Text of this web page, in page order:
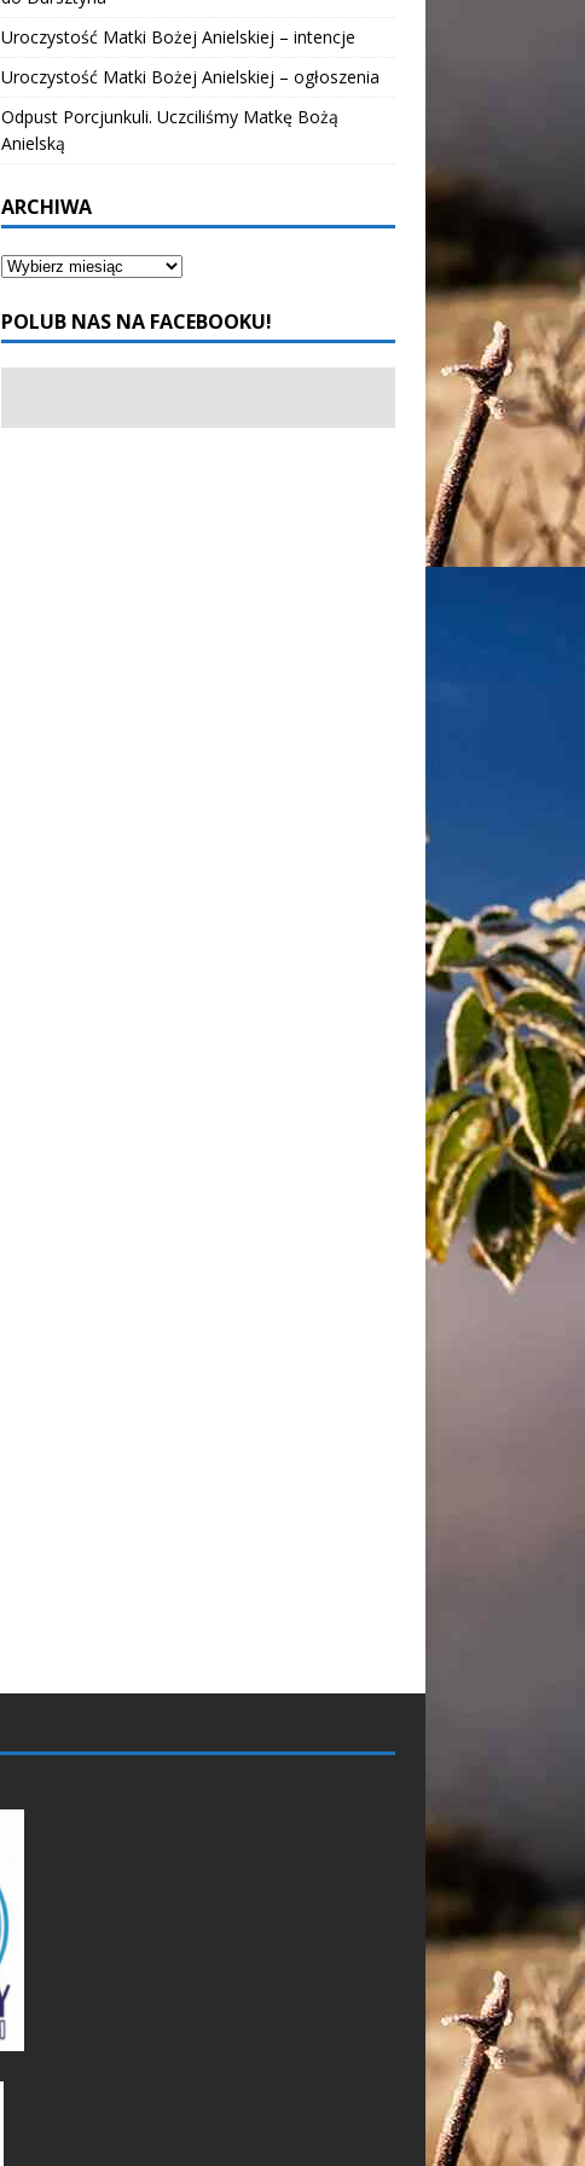
Uroczystość Matki Bożej Anielskiej – intencje
Uroczystość Matki Bożej Anielskiej – ogłoszenia
Odpust Porcjunkuli. Uczciliśmy Matkę Bożą
Anielską
ARCHIWA
POLUB NAS NA FACEBOOKU!